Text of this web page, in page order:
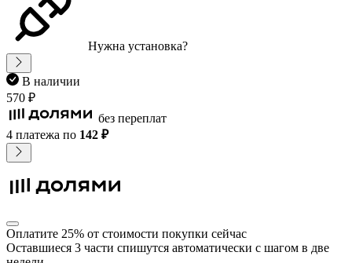
Нужна установка?
В наличии
570 ₽
без переплат
4 платежа по 142 ₽
Оплатите 25% от стоимости покупки сейчас
Оставшиеся 3 части спишутся автоматически с шагом в две